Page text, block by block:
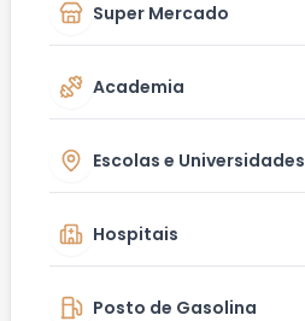
Super Mercado
Academia
Escolas e Universidades
Hospitais
Posto de Gasolina